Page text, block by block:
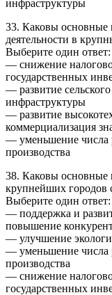
инфраструктуры
33. Каковы основные
деятельности в
Выберите один ответ:
— снижение
государственных
— развитие
инфраструктуры
— развитие
коммерциализация
— уменьшение числа
производства
38. Каковы основные
крупнейших городов
Выберите один ответ:
— поддержка и
повышение
— улучшение
— уменьшение числа
производства
— снижение
государственных